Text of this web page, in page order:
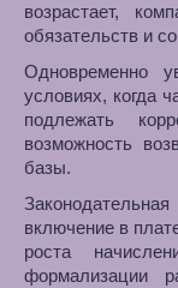
возрастает,
обязательств и
Одновременно
условиях, когда
подлежать
возможность
базы.
включение в
роста
формализации